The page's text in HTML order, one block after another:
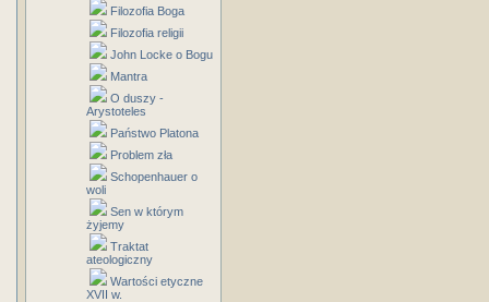
Filozofia Boga
Filozofia religii
John Locke o Bogu
Mantra
O duszy -
Arystoteles
Państwo Platona
Problem zła
Schopenhauer o
woli
Sen w którym
żyjemy
Traktat
ateologiczny
Wartości etyczne
XVII w.